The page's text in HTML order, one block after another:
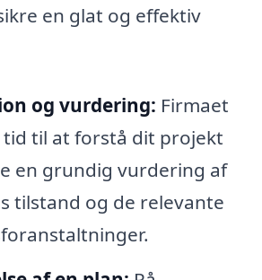
en glat og effektiv
og vurdering: Firmaet
tid til at forstå dit projekt
en grundig vurdering af
tilstand og de relevante